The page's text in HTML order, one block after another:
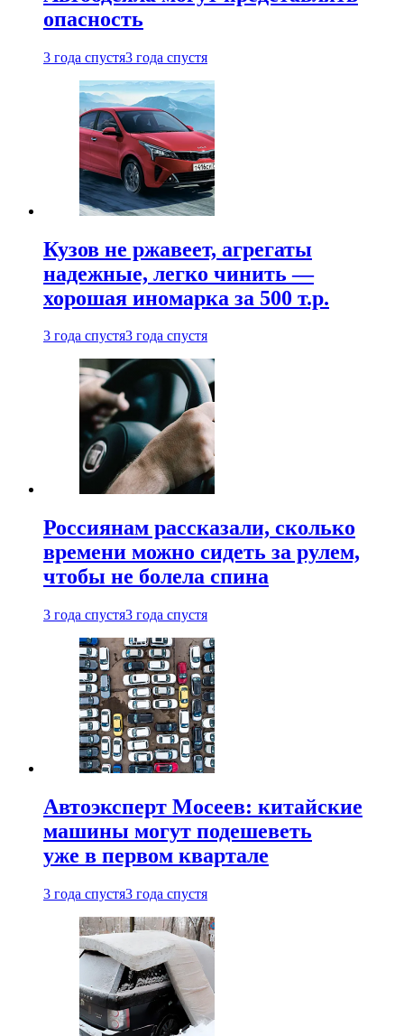
опасность
3 года спустя3 года спустя
Кузов не ржавеет, агрегаты
надежные, легко чинить —
хорошая иномарка за 500 т.р.
3 года спустя3 года спустя
Россиянам рассказали, сколько
времени можно сидеть за рулем,
чтобы не болела спина
3 года спустя3 года спустя
Автоэксперт Мосеев: китайские
машины могут подешеветь
уже в первом квартале
3 года спустя3 года спустя